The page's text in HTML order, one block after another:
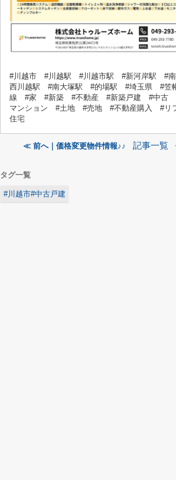
#川越市 #川越駅 #川越市駅 #新河岸駅 #
西川越駅 #南大塚駅 #的場駅 #埼玉県 #笠
線 #家 #新築 #不動産 #新築戸建 #中古
マンション #土地 #売地 #不動産購入 #リ
住宅
≪ 前へ｜価格変更物件情報♪♪ 記事一覧
タグ一覧
#川越市#中古戸建